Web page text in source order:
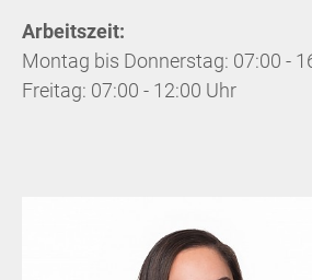
Arbeitszeit:
Montag bis Donnerstag: 07:00 -
Freitag: 07:00 - 12:00 Uhr